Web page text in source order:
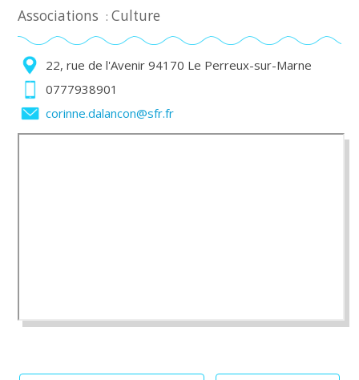
Associations :Culture
22, rue de l'Avenir 94170 Le Perreux-sur-Marne
0777938901
corinne.dalancon@sfr.fr